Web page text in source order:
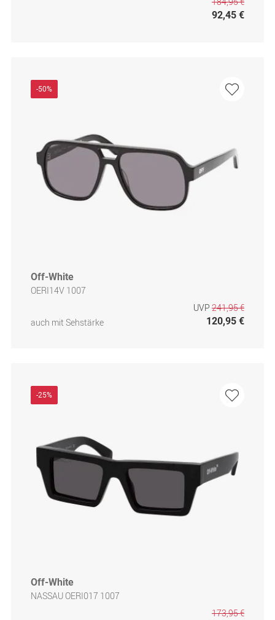
92,45 €
-50%
Off-White
OERI14V 1007
auch mit Sehstärke
UVP 241,95 €
120,95 €
-25%
Off-White
NASSAU OERI017 1007
173,95 €